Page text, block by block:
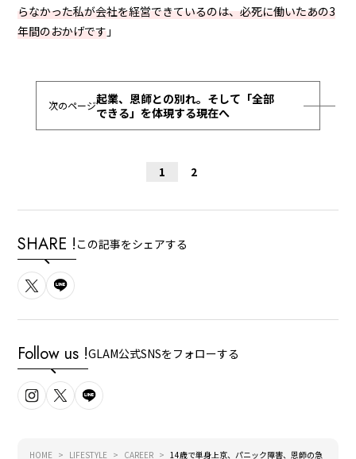
らなかった私が会社を経営できているのは、必死に働いたあの3
年間のおかげです 」
起業、恩師との別れ。そして「全部
できる」を体現する現在へ
1 2
SHARE ! この記事をシェアする
Follow us !GLAM公式SNSをフォローする
HOME LIFESTYLE CAREER
14歳で単身上京、パニック障害、恩師の急